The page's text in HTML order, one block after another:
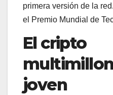
primera versión de la
el Premio Mundial de
El cripto
joven